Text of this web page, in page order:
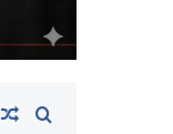
Random Article